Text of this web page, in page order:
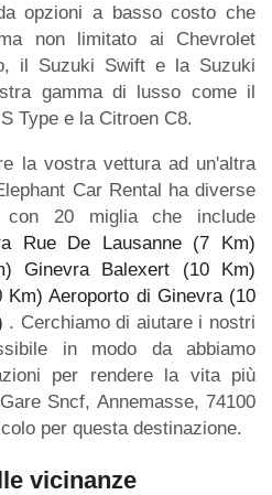
opzioni a basso costo che
non limitato ai Chevrolet
il Suzuki Swift e la Suzuki
gamma di lusso come il
Type e la Citroen C8.
la vostra vettura ad un'altra
Car Rental ha diverse
con 20 miglia che include
Rue De Lausanne (7 Km)
Ginevra Balexert (10 Km)
Km) Aeroporto di Ginevra (10
. Cerchiamo di aiutare i nostri
in modo da abbiamo
per rendere la vita più
Sncf, Annemasse, 74100
per questa destinazione.
vicinanze